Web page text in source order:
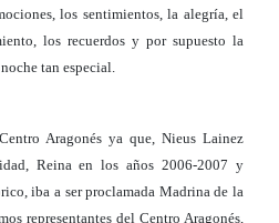
los sentimientos, la alegría, el
los recuerdos y por supuesto la
tan especial.
Aragonés ya que, Nieus Lainez
Reina en los años 2006-2007 y
iba a ser proclamada Madrina de la
representantes del Centro Aragonés,